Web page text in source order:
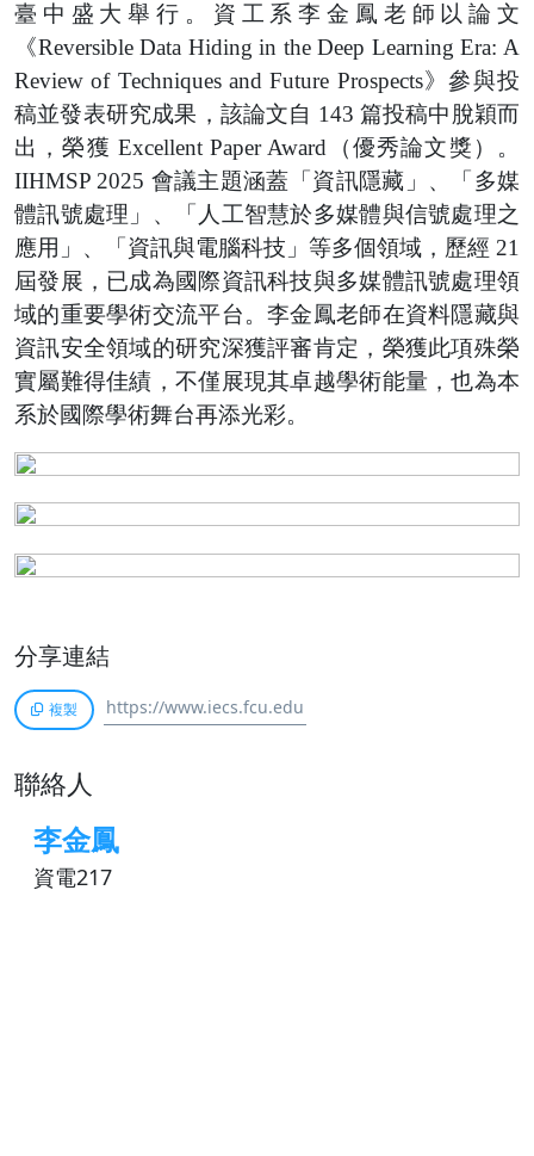
臺中盛大舉行。資工系李金鳳老師以論文
《Reversible Data Hiding in the Deep Learning Era: A
Review of Techniques and Future Prospects》參與投
稿並發表研究成果，該論文自 143 篇投稿中脫穎而
出，榮獲 Excellent Paper Award（優秀論文獎）。
IIHMSP 2025 會議主題涵蓋「資訊隱藏」、「多媒
體訊號處理」、「人工智慧於多媒體與信號處理之
應用」、「資訊與電腦科技」等多個領域，歷經 21
屆發展，已成為國際資訊科技與多媒體訊號處理領
域的重要學術交流平台。李金鳳老師在資料隱藏與
資訊安全領域的研究深獲評審肯定，榮獲此項殊榮
實屬難得佳績，不僅展現其卓越學術能量，也為本
系於國際學術舞台再添光彩。
分享連結
複製
聯絡人
李金鳳
資電217